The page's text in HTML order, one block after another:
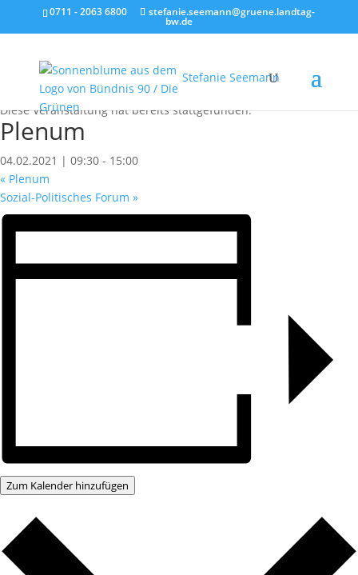
0711 - 2063 6800 stefanie.seemann@gruene.landtag-
bw.de
Stefanie Seemann
« Alle Veranstaltungen
Diese Veranstaltung hat bereits stattgefunden.
Plenum
04.02.2021 | 09:30 - 15:00
« Plenum
Sozial-Politisches Forum »
Zum Kalender hinzufügen